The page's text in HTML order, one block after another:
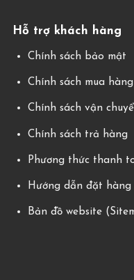
Hỗ trợ khách hàng
Chính sách bảo mật
Chính sách mua hàng
Chính sách vận
Chính sách trả hàng
Phương thức thanh
Hướng dẫn đặt hàng
Bản đồ website